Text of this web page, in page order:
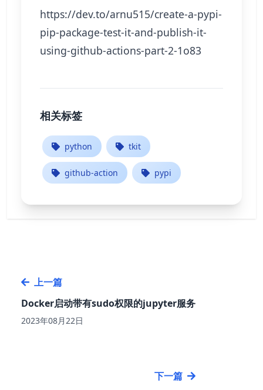
https://dev.to/arnu515/create-a-pypi-
pip-package-test-it-and-publish-it-
using-github-actions-part-2-1o83
相关标签
python tkit
github-action pypi
上一篇
Docker启动带有sudo权限的jupyter服务
2023年08月22日
下一篇